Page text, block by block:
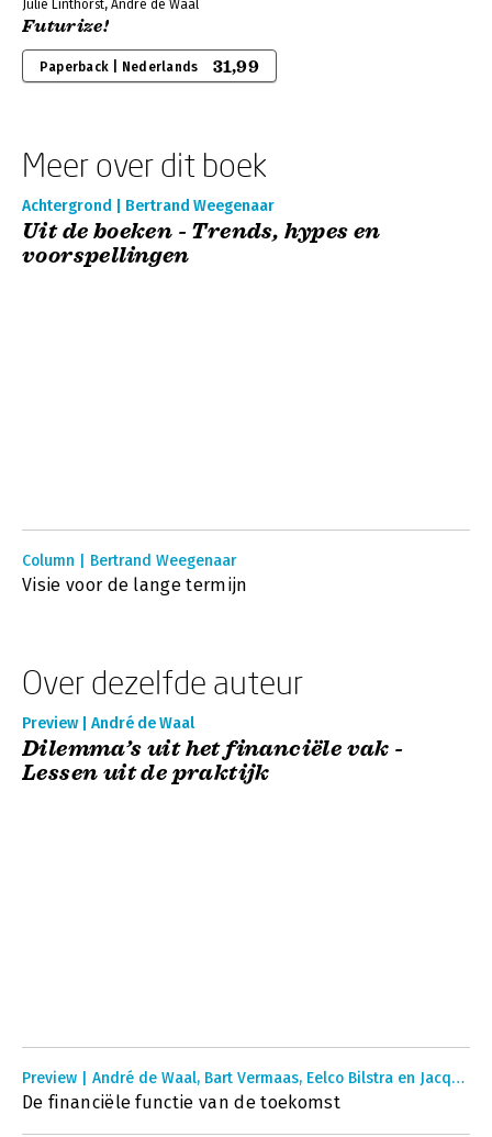
Julie Linthorst, André de Waal
Futurize!
Paperback | Nederlands 31,99
Meer over dit boek
Achtergrond | Bertrand Weegenaar
Uit de boeken - Trends, hypes en
voorspellingen
Column | Bertrand Weegenaar
Visie voor de lange termijn
Over dezelfde auteur
Preview | André de Waal
Dilemma’s uit het financiële vak -
Lessen uit de praktijk
Preview | André de Waal, Bart Vermaas, Eelco Bilstra en Jacques Bootsman
De financiële functie van de toekomst